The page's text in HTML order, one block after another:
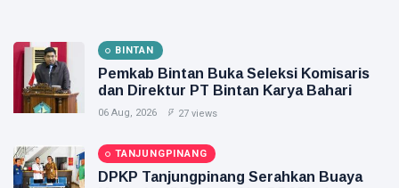
BINTAN
Pemkab Bintan Buka Seleksi Komisaris
dan Direktur PT Bintan Karya Bahari
06 Aug, 2026 27 views
TANJUNGPINANG
DPKP Tanjungpinang Serahkan Buaya